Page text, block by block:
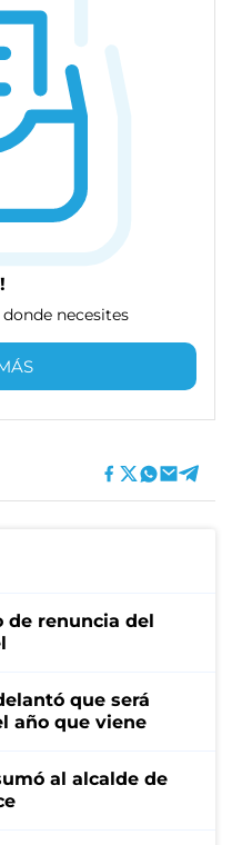
necesites
de renuncia del
que será
año que viene
al alcalde de